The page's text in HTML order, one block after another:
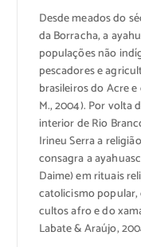
Desde meados do
da Borracha, a
populações não
pescadores e
brasileiros do Acre
M., 2004). Por volta
interior de Rio
Irineu Serra a
consagra a
Daime) em rituais
catolicismo
cultos afro e do
Labate & Araújo,